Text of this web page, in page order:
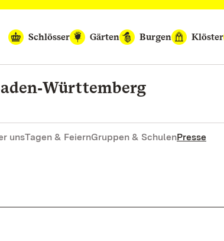
Schlösser
Gärten Burgen Klöster
unsTagen & FeiernGruppen & SchulenPresse